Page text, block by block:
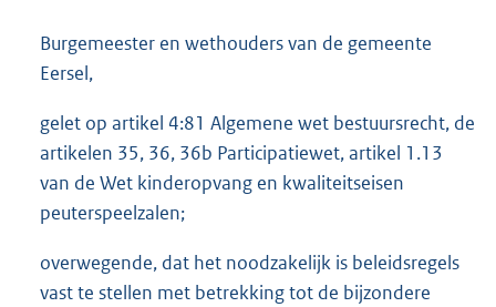
Burgemeester en wethouders van de gemeente
Eersel,
gelet op artikel 4:81 Algemene wet bestuursrecht, de
artikelen 35, 36, 36b Participatiewet, artikel 1.13
van de Wet kinderopvang en kwaliteitseisen
peuterspeelzalen;
overwegende, dat het noodzakelijk is beleidsregels
vast te stellen met betrekking tot de bijzondere